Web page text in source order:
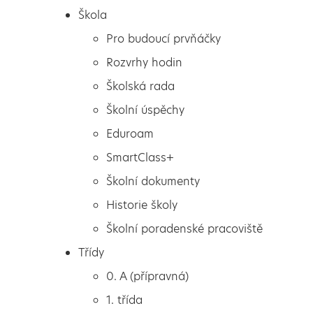
Pro budoucí prvňáčky
Rozvrhy hodin
Školská rada
Škola
Pro budoucí prvňáčky
Rozvrhy hodin
Školská rada
Školní úspěchy
Eduroam
SmartClass+
Školní dokumenty
Historie školy
Školní poradenské pracoviště
Třídy
0. A (přípravná)
1. třída
Schůzka pro rodiče
budoucích prvňáčků